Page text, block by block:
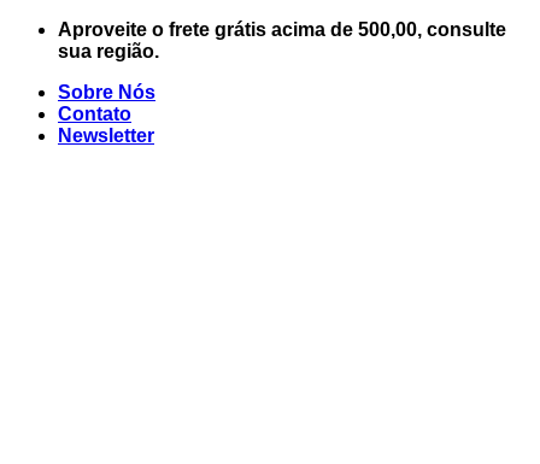
Skip
Aproveite o frete grátis acima de 500,00, consulte
sua região.
Sobre Nós
Contato
Newsletter